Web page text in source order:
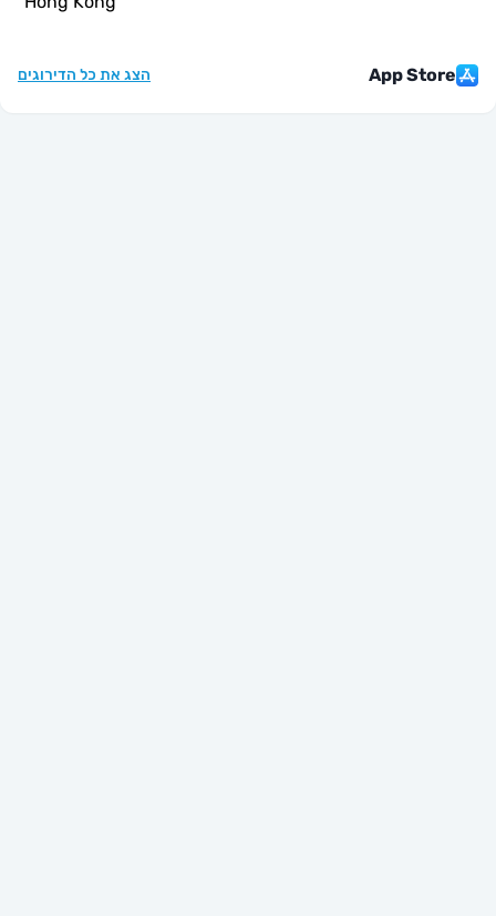
App הצג את כל הדירוגים